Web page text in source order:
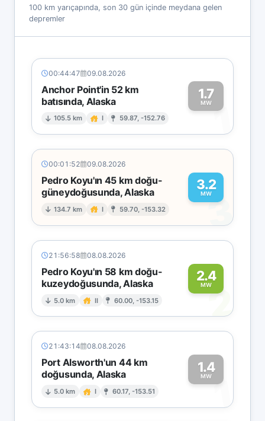
100 km yarıçapında, son 30 gün içinde meydana gelen
depremler
00:44:47 09.08.2026
Anchor Point'in 52 km
batısında, Alaska
105.5 km I 59.87, -152.76
1.7
MW1
00:01:52 09.08.2026
Pedro Koyu'ın 45 km doğu-
güneydoğusunda, Alaska
134.7 km I 59.70, -153.32
3.2
MW
3
21:56:58 08.08.2026
Pedro Koyu'ın 58 km doğu-
kuzeydoğusunda, Alaska
5.0 km II 60.00, -153.15
2.4
MW2
21:43:14 08.08.2026
Port Alsworth'un 44 km
doğusunda, Alaska
5.0 km I 60.17, -153.51
1.4
MW1